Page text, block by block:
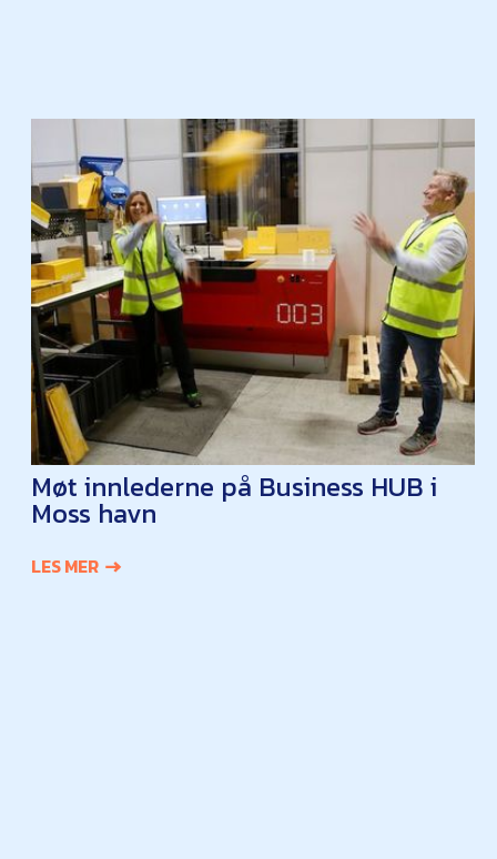
Møt innlederne på Business HUB i
Moss havn
LES MER